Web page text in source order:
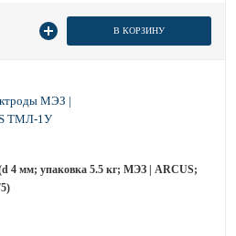
В КОРЗИНУ
4 мм; упаковка 5.5 кг; МЭЗ | ARCUS;